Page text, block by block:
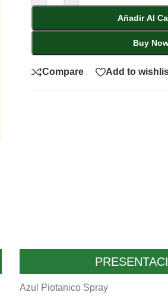
Añadir Al
Buy
Compare Add to
Azul Piotanico Spray